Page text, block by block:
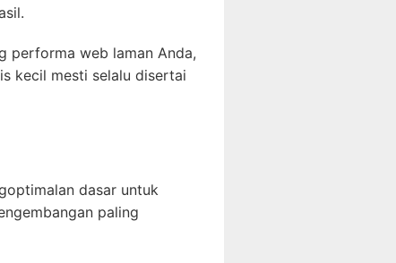
performa web laman Anda,
kecil mesti selalu disertai
dasar untuk
paling